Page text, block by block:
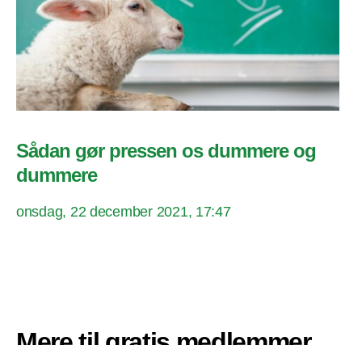
Sådan gør pressen os dummere og
dummere
onsdag, 22 december 2021, 17:47